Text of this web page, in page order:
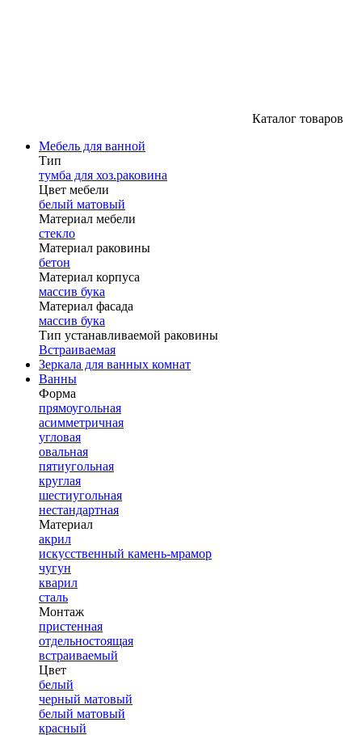
Каталог товаров
Мебель для ванной
Тип
тумба для хоз.раковина
Цвет мебели
белый матовый
Материал мебели
стекло
Материал раковины
бетон
Материал корпуса
массив бука
Материал фасада
массив бука
Тип устанавливаемой раковины
Встраиваемая
Зеркала для ванных комнат
Ванны
Форма
прямоугольная
асимметричная
угловая
овальная
пятиугольная
круглая
шестиугольная
нестандартная
Материал
акрил
искусственный камень-мрамор
чугун
кварил
сталь
Монтаж
пристенная
отдельностоящая
встраиваемый
Цвет
белый
черный матовый
белый матовый
красный